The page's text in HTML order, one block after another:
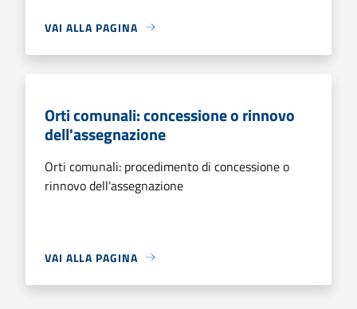
VAI ALLA PAGINA
Orti comunali: concessione o rinnovo
dell'assegnazione
Orti comunali: procedimento di concessione o
rinnovo dell'assegnazione
VAI ALLA PAGINA